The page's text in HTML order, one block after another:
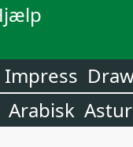
Impress
Arabisk